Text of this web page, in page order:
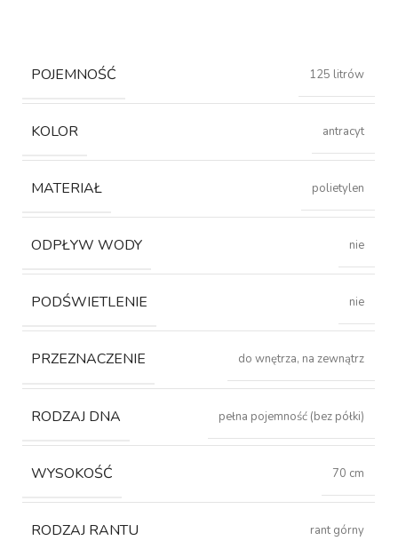
POJEMNOŚĆ 125 litrów
KOLOR antracyt
MATERIAŁ polietylen
ODPŁYW WODY nie
PODŚWIETLENIE nie
PRZEZNACZENIE do wnętrza, na zewnątrz
RODZAJ DNA pełna pojemność (bez półki)
WYSOKOŚĆ 70 cm
RODZAJ RANTU rant górny